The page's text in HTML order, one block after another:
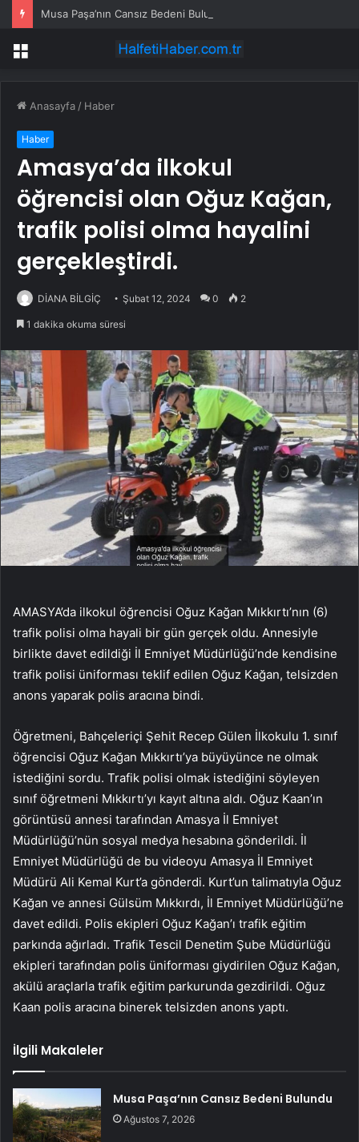
Musa Paşa’nın Cansız Bedeni Bulundu
Menü
Anasayfa / Haber
Haber
Amasya’da ilkokul
öğrencisi olan Oğuz Kağan,
trafik polisi olma hayalini
gerçekleştirdi.
DİANA BİLGİÇ Şubat 12, 2024 0 2
1 dakika okuma süresi
AMASYA’da ilkokul öğrencisi Oğuz Kağan Mıkkırtı’nın (6)
trafik polisi olma hayali bir gün gerçek oldu. Annesiyle
birlikte davet edildiği İl Emniyet Müdürlüğü’nde kendisine
trafik polisi üniforması teklif edilen Oğuz Kağan, telsizden
anons yaparak polis aracına bindi.
Öğretmeni, Bahçeleriçi Şehit Recep Gülen İlkokulu 1. sınıf
öğrencisi Oğuz Kağan Mıkkırtı’ya büyüyünce ne olmak
istediğini sordu. Trafik polisi olmak istediğini söyleyen
sınıf öğretmeni Mıkkırtı’yı kayıt altına aldı. Oğuz Kaan’ın
görüntüsü annesi tarafından Amasya İl Emniyet
Müdürlüğü’nün sosyal medya hesabına gönderildi. İl
Emniyet Müdürlüğü de bu videoyu Amasya İl Emniyet
Müdürü Ali Kemal Kurt’a gönderdi. Kurt’un talimatıyla Oğuz
Kağan ve annesi Gülsüm Mıkkırdı, İl Emniyet Müdürlüğü’ne
davet edildi. Polis ekipleri Oğuz Kağan’ı trafik eğitim
parkında ağırladı. Trafik Tescil Denetim Şube Müdürlüğü
ekipleri tarafından polis üniforması giydirilen Oğuz Kağan,
akülü araçlarla trafik eğitim parkurunda gezdirildi. Oğuz
Kaan polis aracına binerek telsizden anons yaptı.
İlgili Makaleler
Musa Paşa’nın Cansız Bedeni Bulundu
Ağustos 7, 2026